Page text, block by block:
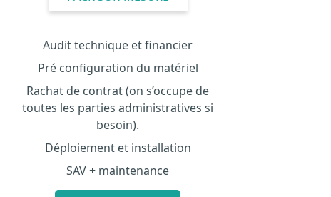
Audit technique et financier
Pré configuration du matériel
Rachat de contrat (on s’occupe de
toutes les parties administratives si
besoin).
Déploiement et installation
SAV + maintenance